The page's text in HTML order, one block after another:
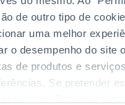
de outro tipo de
uma melhor
o desempenho do site
de produtos e
Se pretender